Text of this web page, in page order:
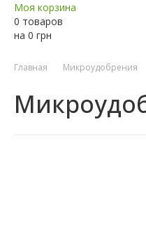
Моя корзина
0 товаров
на 0 грн
Главная Микроудобрения